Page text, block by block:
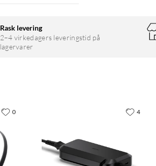
Rask levering
2–4 virkedagers leveringstid på
lagervarer
0 4